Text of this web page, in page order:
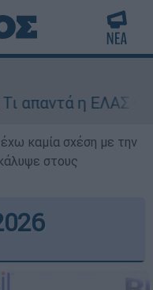
ΕΛΑΣ για τους 8
καμία σχέση με την
στους